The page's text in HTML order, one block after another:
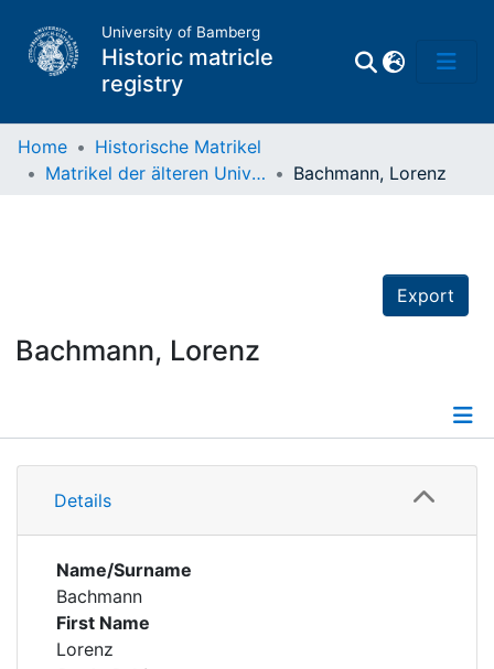
University of Bamberg
Historic matricle
registry
Home
Historische Matrikel
Matrikel der älteren Universität
Bachmann, Lorenz
Export
Bachmann, Lorenz
Details
Details
Name/Surname
Bachmann
First Name
Lorenz